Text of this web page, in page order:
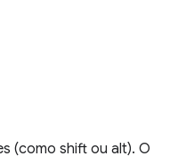
(como shift ou alt). O